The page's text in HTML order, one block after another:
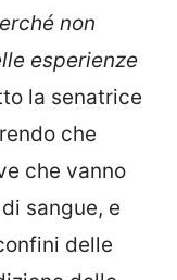
non
esperienze
la senatrice
che
che vanno
sangue, e
delle